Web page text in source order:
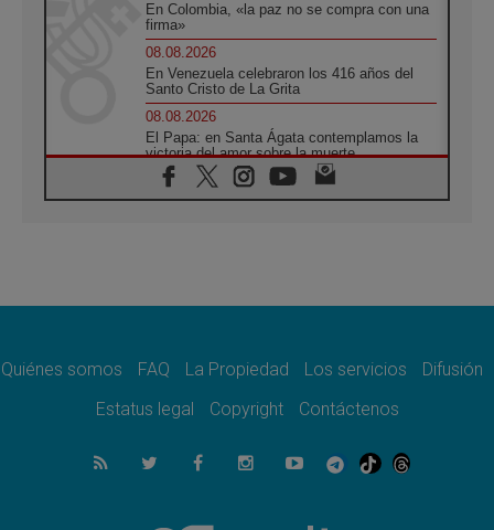
En Colombia, «la paz no se compra con una
firma»
08.08.2026
En Venezuela celebraron los 416 años del
Santo Cristo de La Grita
08.08.2026
El Papa: en Santa Ágata contemplamos la
victoria del amor sobre la muerte
08.08.2026
León XIV visitará el Santuario de la Madre
07.08.2026
07.08.2026
el compromiso del cristiano"
La matanza de niños en Gaza no cesa: 300
muertos en 300 días
Tagle: La guerra desfigura el mundo, solo la
Quiénes somos FAQ La Propiedad Los servicios
Difusión
Estatus legal
Copyright Contáctenos